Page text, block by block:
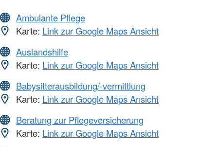
Ambulante Pflege
Karte: Link zur Google Maps Ansicht
Auslandshilfe
Karte: Link zur Google Maps Ansicht
Babysitterausbildung/-vermittlung
Karte: Link zur Google Maps Ansicht
Beratung zur Pflegeversicherung
Karte: Link zur Google Maps Ansicht